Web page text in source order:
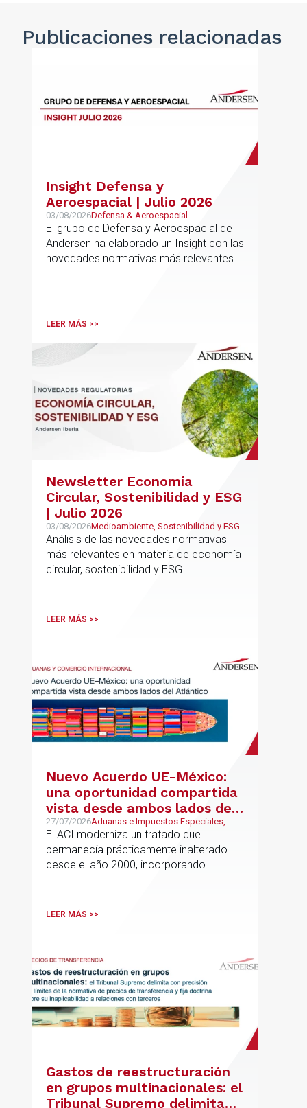
Publicaciones relacionadas
Insight Defensa y
Aeroespacial | Julio 2026
03/08/2026Defensa & Aeroespacial
El grupo de Defensa y Aeroespacial de
Andersen ha elaborado un Insight con las
novedades normativas más relevantes
LEER MÁS >>
Newsletter Economía
Circular, Sostenibilidad y ESG
| Julio 2026
03/08/2026Medioambiente, Sostenibilidad y ESG
Análisis de las novedades normativas
más relevantes en materia de economía
circular, sostenibilidad y ESG
LEER MÁS >>
Nuevo Acuerdo UE-México:
una oportunidad compartida
vista desde ambos lados del
Atlántico
27/07/2026Aduanas e Impuestos Especiales,
Mexican Desk
El ACI moderniza un tratado que
permanecía prácticamente inalterado
desde el año 2000, incorporando
LEER MÁS >>
Gastos de reestructuración
en grupos multinacionales: el
Tribunal Supremo delimita